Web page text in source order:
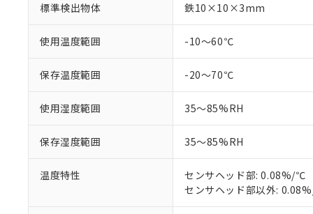
標準検出物体 鉄10×10×3mm
使用温度範囲 -10～60℃
保存温度範囲 -20～70℃
使用湿度範囲 35～85%RH
保存湿度範囲 35～85%RH
温度特性
センサヘッド部: 0.08%/℃
センサヘッド部以外:
ご利用条件
以下の条件をお読
在庫状況お
い。
正式な納期
当社販売員に
オムロン制
調査・確認中：
非該当品：ライセ
仕入先様の事情に
があります。
六価クロム(Cr(Ⅵ))
ル（DBP） 1000ppm
但し、RoHS指令で産業
フタル酸エステル類の
※2 対応予定月
※1 中国
「×」：最大均質
「－」：未確認で
*中国RoHS10物質の基
Pb(鉛) :1000ppm、 Hg(
Cr(Ⅵ)(六価クロム) :
DBP(フタル酸ジブチル
※2 環境保護使
当社は貴社
置等に一切使
当社は、貴
また当社は
記
号
○ 一定数
△ 一定数に